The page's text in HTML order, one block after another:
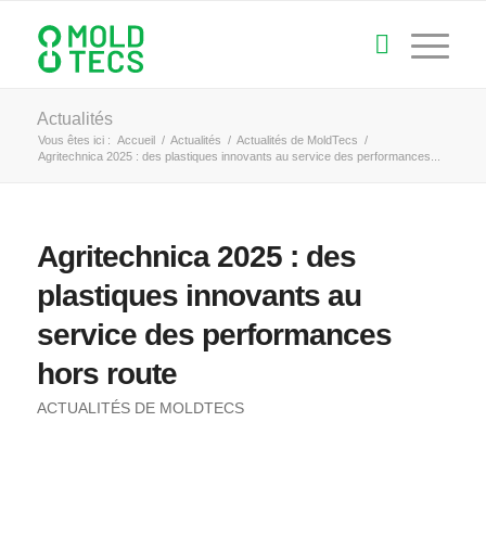
Actualités
Vous êtes ici : Accueil / Actualités / Actualités de MoldTecs /
Agritechnica 2025 : des plastiques innovants au service des performances...
Agritechnica 2025 : des
plastiques innovants au
service des performances
hors route
ACTUALITÉS DE MOLDTECS